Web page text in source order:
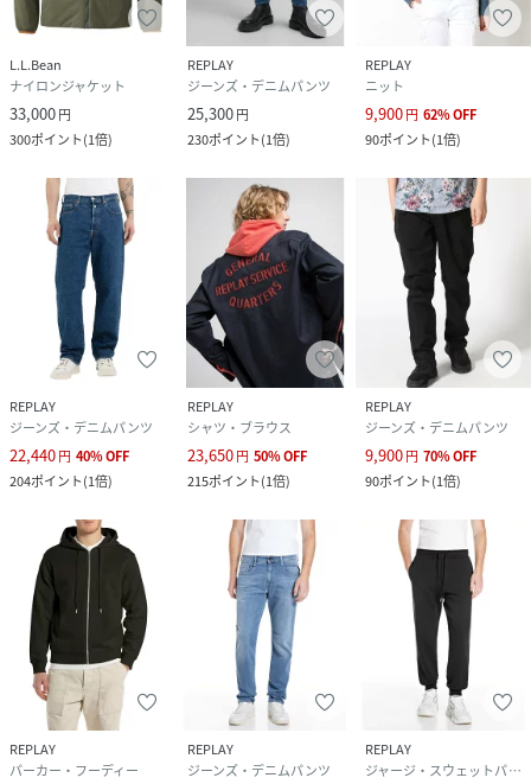
L.L.Bean
ナイロンジャケット
33,000円
300ポイント(1倍)
REPLAY
ジーンズ・デニムパンツ
25,300円
230ポイント(1倍)
REPLAY
ニット
9,900円 62%OFF
90ポイント(1倍)
REPLAY
ジーンズ・デニムパンツ
22,440円 40%OFF
204ポイント(1倍)
REPLAY
シャツ・ブラウス
23,650円 50%OFF
215ポイント(1倍)
REPLAY
ジーンズ・デニムパンツ
9,900円 70%OFF
90ポイント(1倍)
REPLAY
パーカー・フーディー
REPLAY
ジーンズ・デニムパンツ
REPLAY
ジャージ・スウェットパンツ